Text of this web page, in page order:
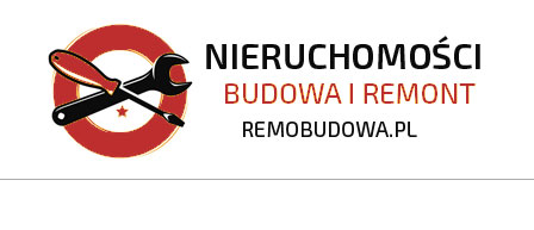
content
REMOBUDOWA.PL